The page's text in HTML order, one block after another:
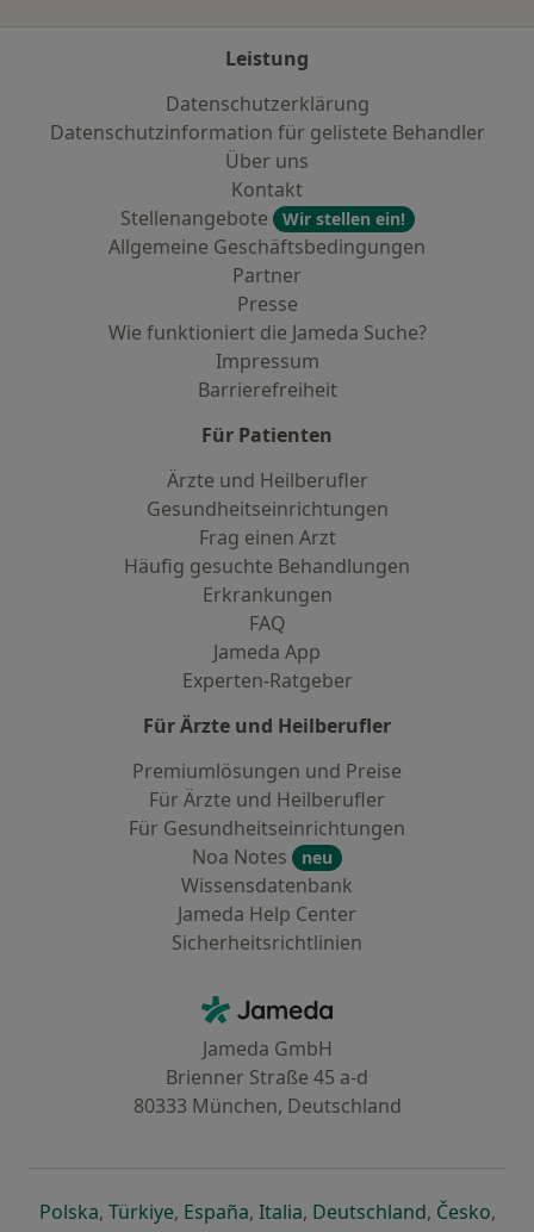
Leistung
Datenschutzerklärung
Datenschutzinformation für gelistete Behandler
Über uns
Kontakt
Stellenangebote
Wir stellen ein!
Allgemeine Geschäftsbedingungen
Partner
Presse
Wie funktioniert die Jameda Suche?
Impressum
Barrierefreiheit
Für Patienten
Ärzte und Heilberufler
Gesundheitseinrichtungen
Frag einen Arzt
Häufig gesuchte Behandlungen
Erkrankungen
FAQ
Jameda App
Experten-Ratgeber
Für Ärzte und Heilberufler
Premiumlösungen und Preise
Für Ärzte und Heilberufler
Für Gesundheitseinrichtungen
Noa Notes
neu
Wissensdatenbank
Jameda Help Center
Sicherheitsrichtlinien
Jameda - Startseite
Jameda GmbH
Brienner Straße 45 a-d
80333 München, Deutschland
Polskaöffnet in einer neuen Registerkarte
, Türkiyeöffnet in einer neuen Registerkarte
, Españaöffnet in einer neuen
, Italiaöffnet in einer neuen
, Deutschlandöffnet in
, Česko,